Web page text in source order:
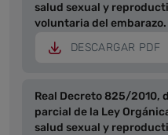
salud sexual y
voluntaria del embarazo.
DESCARGAR PDF
Real Decreto 825/2010,
parcial de la Ley
salud sexual y